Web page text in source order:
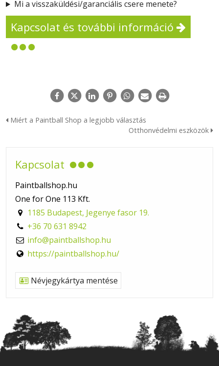
Mi a visszaküldési/garanciális csere menete?
Kapcsolat és további információ
Miért a Paintball Shop a legjobb választás
Otthonvédelmi eszközök
Kapcsolat
Paintballshop.hu
One for One 113 Kft.
1185 Budapest, Jegenye fasor 19.
+36 70 631 8942
info@paintballshop.hu
https://paintballshop.hu/
Névjegykártya mentése